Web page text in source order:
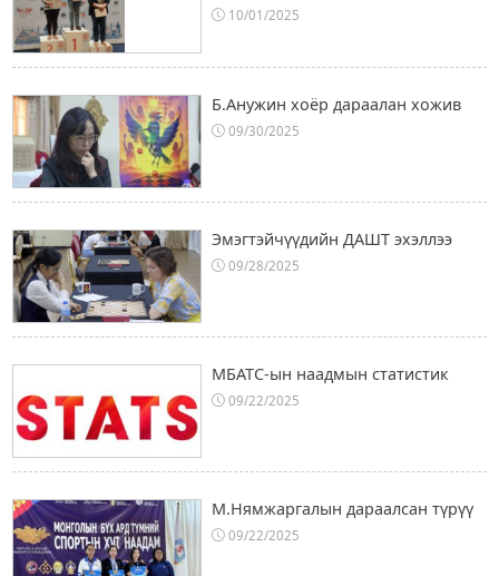
10/01/2025
Б.Анужин хоёр дараалан хожив
09/30/2025
Эмэгтэйчүүдийн ДАШТ эхэллээ
09/28/2025
МБАТС-ын наадмын статистик
09/22/2025
М.Нямжаргалын дараалсан түрүү
09/22/2025